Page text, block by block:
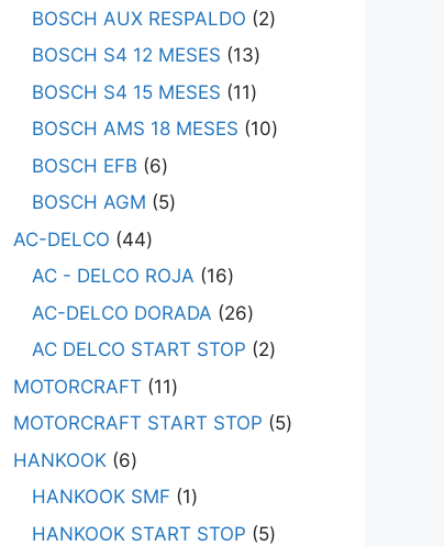
BOSCH AUX RESPALDO
2
BOSCH S4 12 MESES
13
BOSCH S4 15 MESES
11
BOSCH AMS 18 MESES
10
BOSCH EFB
6
BOSCH AGM
5
AC-DELCO
44
AC - DELCO ROJA
16
AC-DELCO DORADA
26
AC DELCO START STOP
2
MOTORCRAFT
11
MOTORCRAFT START STOP
5
HANKOOK 6
HANKOOK SMF
1
HANKOOK START STOP
5